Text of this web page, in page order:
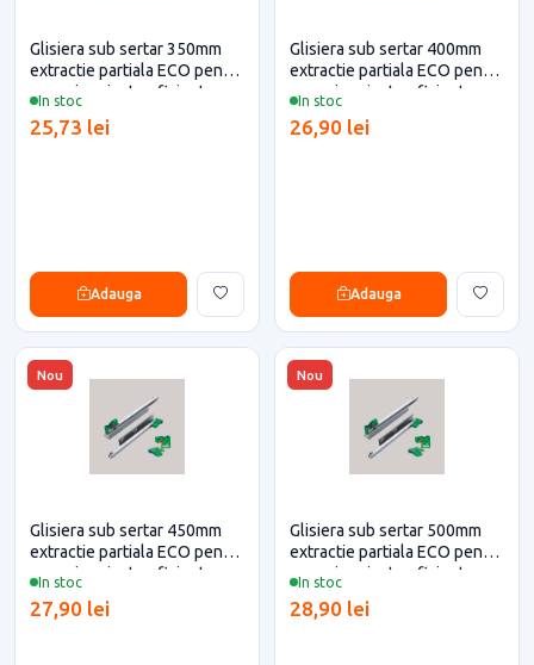
In stoc
Glisiera sub sertar 350mm
extractie partiala ECO pentru
casa si proiecte eficiente
25,73 lei
Adauga
In stoc
Glisiera sub sertar 400mm
extractie partiala ECO pentru
casa si proiecte eficiente
26,90 lei
Adauga
Nou
In stoc
Glisiera sub sertar 450mm
extractie partiala ECO pentru
casa si proiecte eficiente
27,90 lei
Nou
In stoc
Glisiera sub sertar 500mm
extractie partiala ECO pentru
casa si proiecte eficiente
28,90 lei